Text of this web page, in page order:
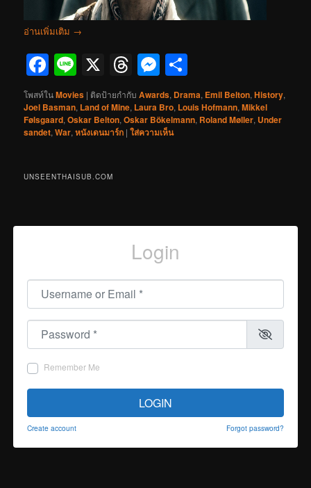
อ่านเพิ่มเติม →
Facebook
Line
X Threads
Messenger
โพสท์ในMovies | ติดป้ายกำกับ Awards, Drama, Emil Belton,History,
Joel Basman, Land of Mine, Laura Bro, Louis Hofmann,Mikkel
Følsgaard,Oskar Belton,Oskar Bökelmann, Roland Møller, Under
sandet,War,หนังเดนมาร์ก |ใส่ความเห็น
UNSEENTHAISUB.COM
Login
Username or Email
Password
Remember Me
LOGIN
Create account Forgot password?